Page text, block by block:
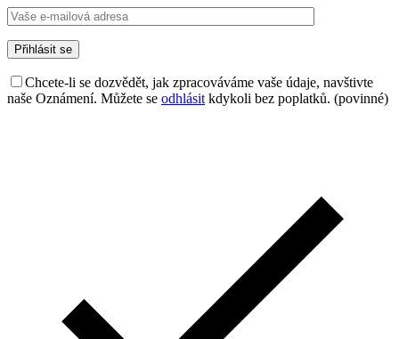
Chcete-li se dozvědět, jak zpracováváme vaše údaje, navštivte
naše Oznámení. Můžete se odhlásit kdykoli bez poplatků. (povinné)